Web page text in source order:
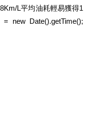
L平均油耗輕易獲得1
Date().getTime();